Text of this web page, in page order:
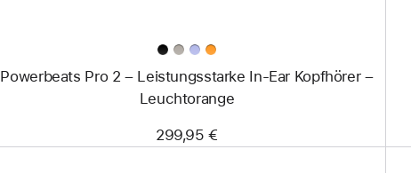
Powerbeats Pro 2 – Leistungsstarke In-Ear Kopfhörer –
Leuchtorange
299,95 €